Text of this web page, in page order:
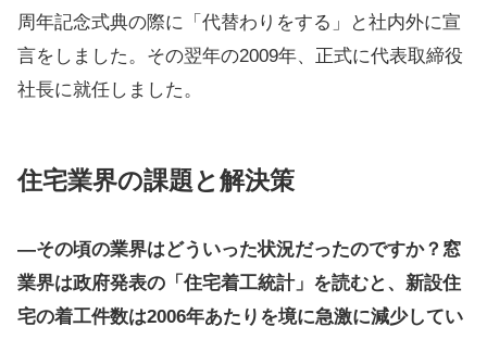
周年記念式典の際に「代替わりをする」と社内外に宣
言をしました。その翌年の2009年、正式に代表取締役
社長に就任しました。
住宅業界の課題と解決策
―その頃の業界はどういった状況だったのですか？窓
業界は政府発表の「住宅着工統計」を読むと、新設住
宅の着工件数は2006年あたりを境に急激に減少してい